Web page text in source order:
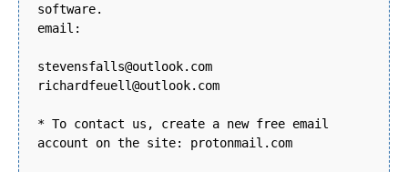
software.
email:
stevensfalls@outlook.com
richardfeuell@outlook.com
* To contact us, create a new free email
account on the site: protonmail.com